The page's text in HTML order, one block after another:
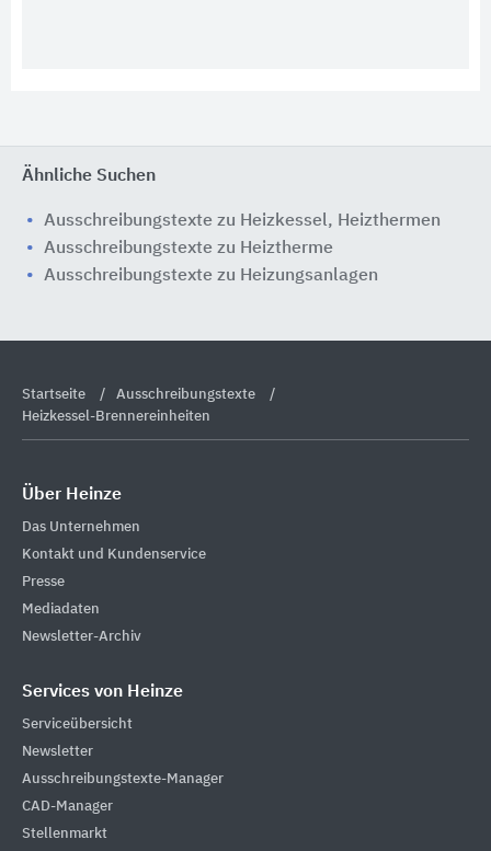
Ähnliche Suchen
Ausschreibungstexte zu Heizkessel, Heizthermen
Ausschreibungstexte zu Heiztherme
Ausschreibungstexte zu Heizungsanlagen
Startseite
Ausschreibungstexte
Heizkessel-Brennereinheiten
Über Heinze
Das Unternehmen
Kontakt und Kundenservice
Presse
Mediadaten
Newsletter-Archiv
Services von Heinze
Serviceübersicht
Newsletter
Ausschreibungstexte-Manager
CAD-Manager
Stellenmarkt